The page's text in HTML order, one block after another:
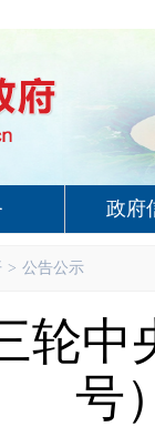
政府
> 公告公示
轮中
号